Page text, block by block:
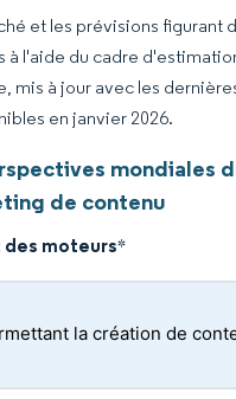
et les prévisions figurant
à l'aide du cadre
mis à jour avec les
en janvier 2026.
mondiales
de contenu
moteurs*
la création de